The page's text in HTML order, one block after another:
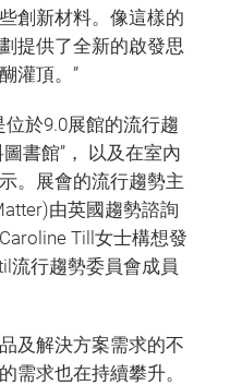
創新材料。像這樣的
提供了全新的啟發思
灌頂。”
於9.0展館的流行趨
書館”， 以及在室內
。展會的流行趨勢主
由英國趨勢諮詢
Till女士構想發
流行趨勢委員會成員
及解決方案需求的不
需求也在持續攀升。